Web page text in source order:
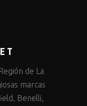
de La
marcas
Benelli,